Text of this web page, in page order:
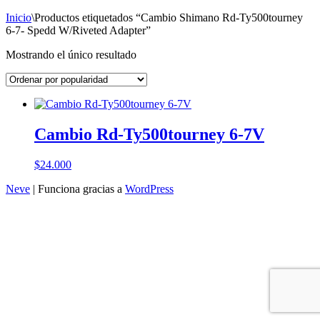
Inicio\Productos etiquetados “Cambio Shimano Rd-Ty500tourney
6-7- Spedd W/Riveted Adapter”
Mostrando el único resultado
Cambio Rd-Ty500tourney 6-7V
$24.000
Neve | Funciona gracias a WordPress